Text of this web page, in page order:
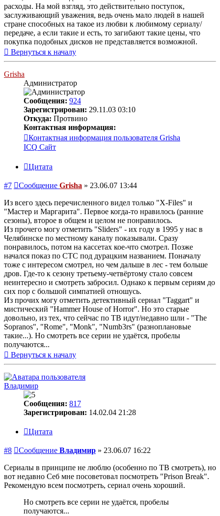
расходы. На мой взгляд, это действительно поступок,
заслуживающий уважения, ведь очень мало людей в нашей
стране способных на такое из любви к любимому сериалу/
передаче, а если такие и есть, то загибают такие цены, что
покупка подобных дисков не представляется возможной.
Вернуться к началу
Grisha
Администратор
Сообщения: 924
Зарегистрирован: 29.11.03 03:10
Откуда: Протвино
Контактная информация:
Контактная информация пользователя Grisha
ICQ Сайт
Цитата
#7 Сообщение Grisha » 23.06.07 13:44
Из всего здесь перечисленного видел только "X-Files" и
"Мастер и Маргарита". Первое когда-то нравилось (ранние
сезоны), второе в общем и целом не понравилось.
Из прочего могу отметить "Sliders" - их году в 1995 у нас в
Челябинске по местному каналу показывали. Сразу
понравилось, потом на кассетах кое-что смотрел. Позже
начался показ по СТС под дурацким названием. Поначалу
тоже с интересом смотрел, но чем дальше в лес - тем больше
дров. Где-то к сезону третьему-четвёртому стало совсем
неинтересно и смотреть забросил. Однако к первым сериям до
сих пор с большой симпатией отношусь.
Из прочих могу отметить детективный сериал "Taggart" и
мистический "Hammer House of Horror". Но это старые
довольно, из тех, что сейчас по ТВ идут/недавно шли - "The
Sopranos", "Rome", "Monk", "Numb3rs" (разноплановые
такие...). Но смотреть все серии не удаётся, пробелы
получаются...
Вернуться к началу
Владимир
Сообщения: 817
Зарегистрирован: 14.02.04 21:28
Цитата
#8 Сообщение Владимир » 23.06.07 16:22
Сериалы в принципе не люблю (особенно по ТВ смотреть), но
вот недавно Себ мне посоветовал посмотреть "Prison Break".
Рекомендую всем посмотреть, сериал очень хороший.
Но смотреть все серии не удаётся, пробелы
получаются...